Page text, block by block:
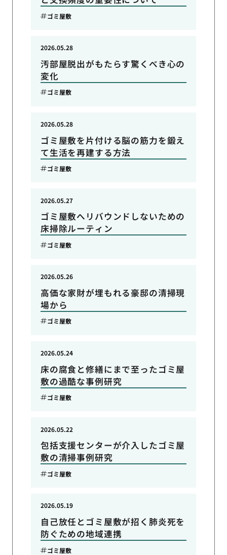
ゴミ屋敷
汚部屋脱出がもたらす驚くべき心の
変化
2026.05.28
ゴミ屋敷
ゴミ屋敷を片付ける脳の筋力を鍛え
て生活を再建する方法
2026.05.28
ゴミ屋敷
ゴミ屋敷へリバウンドしないための
床掃除ルーティン
2026.05.27
ゴミ屋敷
高価な家財が埋もれる豪邸の清掃現
場から
2026.05.26
ゴミ屋敷
床の腐食と修繕にまで至ったゴミ屋
敷の過酷な事例研究
2026.05.24
ゴミ屋敷
包括支援センターが介入したゴミ屋
敷の清掃事例研究
2026.05.22
ゴミ屋敷
自己放任とゴミ屋敷が招く肺炎死を
防ぐための地域連携
2026.05.19
ゴミ屋敷